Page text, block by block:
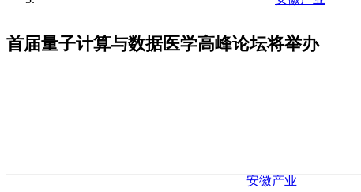
首届量子计算与数据医学高峰论坛将举办
安徽产业